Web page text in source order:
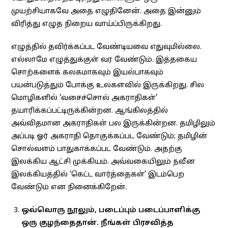
முயற்சியாகவே அதை எழுதினேன். அதை இன்னும்
விரித்து எழுத நிறைய வாய்ப்பிருக்கிறது.
எழுத்தில் தவிர்க்கப்பட வேண்டியவை எதுவுமில்லை.
எல்லாமே எழுத்துக்குள் வர வேண்டும். இத்தகைய
சொற்களைக் கலகமாகவும் இயல்பாகவும்
பயன்படுத்தும் போக்கு உலகளவில் இருக்கிறது. சில
மொழிகளில் ‘வசைச்சொல் அகராதிகள்’
தயாரிக்கப்பட்டிருக்கின்றன. ஆங்கிலத்தில்
அவ்விதமான அகராதிகள் பல இருக்கின்றன. தமிழிலும்
அப்படி ஓர் அகராதி தொகுக்கப்பட வேண்டும்; தமிழின்
சொல்வளம் பாதுகாக்கப்பட வேண்டும். அதற்கு
இலக்கிய ஆட்சி முக்கியம். அவ்வகையிலும் நவீன
இலக்கியத்தில் ‘கெட்ட வார்த்தைகள்’ இடம்பெற
வேண்டும் என நினைக்கிறேன்.
ஒவ்வொரு நூலும், படைப்பும் படைப்பாளிக்கு
ஒரு குழந்தைதான். நீங்கள் பிரசவித்த